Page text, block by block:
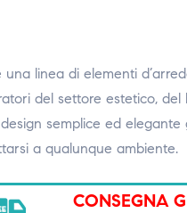
una linea di elementi
del settore estetico, del
semplice ed
a qualunque ambiente.
CONSEGNA